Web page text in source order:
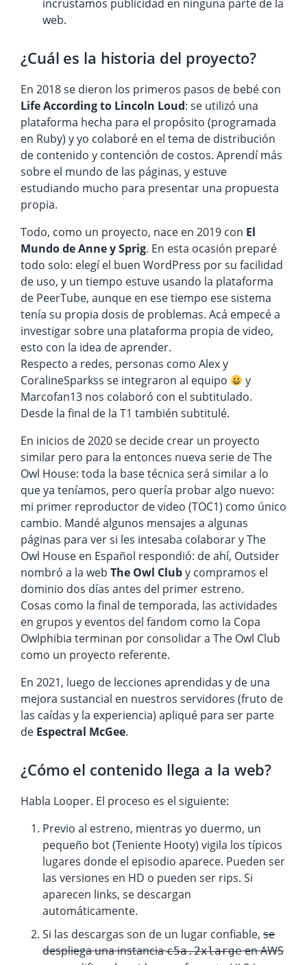
incrustamos publicidad en ninguna parte de la
web.
¿Cuál es la historia del proyecto?
En 2018 se dieron los primeros pasos de bebé con
Life According to Lincoln Loud: se utilizó una
plataforma hecha para el propósito (programada
en Ruby) y yo colaboré en el tema de distribución
de contenido y contención de costos. Aprendí más
sobre el mundo de las páginas, y estuve
estudiando mucho para presentar una propuesta
propia.
Todo, como un proyecto, nace en 2019 con El
Mundo de Anne y Sprig. En esta ocasión preparé
todo solo: elegí el buen WordPress por su facilidad
de uso, y un tiempo estuve usando la plataforma
de PeerTube, aunque en ese tiempo ese sistema
tenía su propia dosis de problemas. Acá empecé a
investigar sobre una plataforma propia de video,
esto con la idea de aprender.
Respecto a redes, personas como Alex y
CoralineSparkss se integraron al equipo
y
Marcofan13 nos colaboró con el subtitulado.
Desde la final de la T1 también subtitulé.
En inicios de 2020 se decide crear un proyecto
similar pero para la entonces nueva serie de The
Owl House: toda la base técnica será similar a lo
que ya teníamos, pero quería probar algo nuevo:
mi primer reproductor de video (TOC1) como único
cambio. Mandé algunos mensajes a algunas
páginas para ver si les intesaba colaborar y The
Owl House en Español respondió: de ahí, Outsider
nombró a la web The Owl Cluby compramos el
dominio dos días antes del primer estreno.
Cosas como la final de temporada, las actividades
en grupos y eventos del fandom como la Copa
Owlphibia terminan por consolidar a The Owl Club
como un proyecto referente.
En 2021, luego de lecciones aprendidas y de una
mejora sustancial en nuestros servidores (fruto de
las caídas y la experiencia) apliqué para ser parte
de Espectral McGee.
¿Cómo el contenido llega a la web?
Habla Looper. El proceso es el siguiente:
Previo al estreno, mientras yo duermo, un
pequeño bot (Teniente Hooty) vigila los típicos
lugares donde el episodio aparece. Pueden ser
las versiones en HD o pueden ser rips. Si
aparecen links, se descargan
automáticamente.
Si las descargas son de un lugar confiable, se
despliega una instanciac5a.2xlargeen AWS